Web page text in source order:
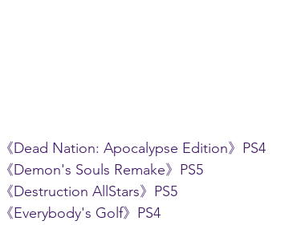
《Dead Nation: Apocalypse Edition》PS4
《Demon's Souls Remake》PS5
《Destruction AllStars》PS5
《Everybody's Golf》PS4